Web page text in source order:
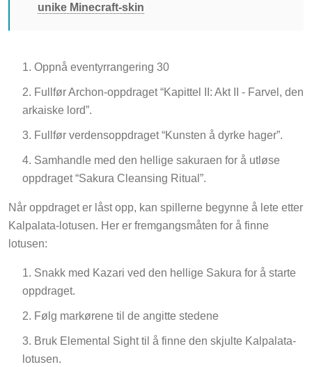
unike Minecraft-skin
Oppnå eventyrrangering 30
Fullfør Archon-oppdraget “Kapittel II: Akt II - Farvel, den
arkaiske lord”.
Fullfør verdensoppdraget “Kunsten å dyrke hager”.
Samhandle med den hellige sakuraen for å utløse
oppdraget “Sakura Cleansing Ritual”.
Når oppdraget er låst opp, kan spillerne begynne å lete etter
Kalpalata-lotusen. Her er fremgangsmåten for å finne
lotusen:
Snakk med Kazari ved den hellige Sakura for å starte
oppdraget.
Følg markørene til de angitte stedene
Bruk Elemental Sight til å finne den skjulte Kalpalata-
lotusen.